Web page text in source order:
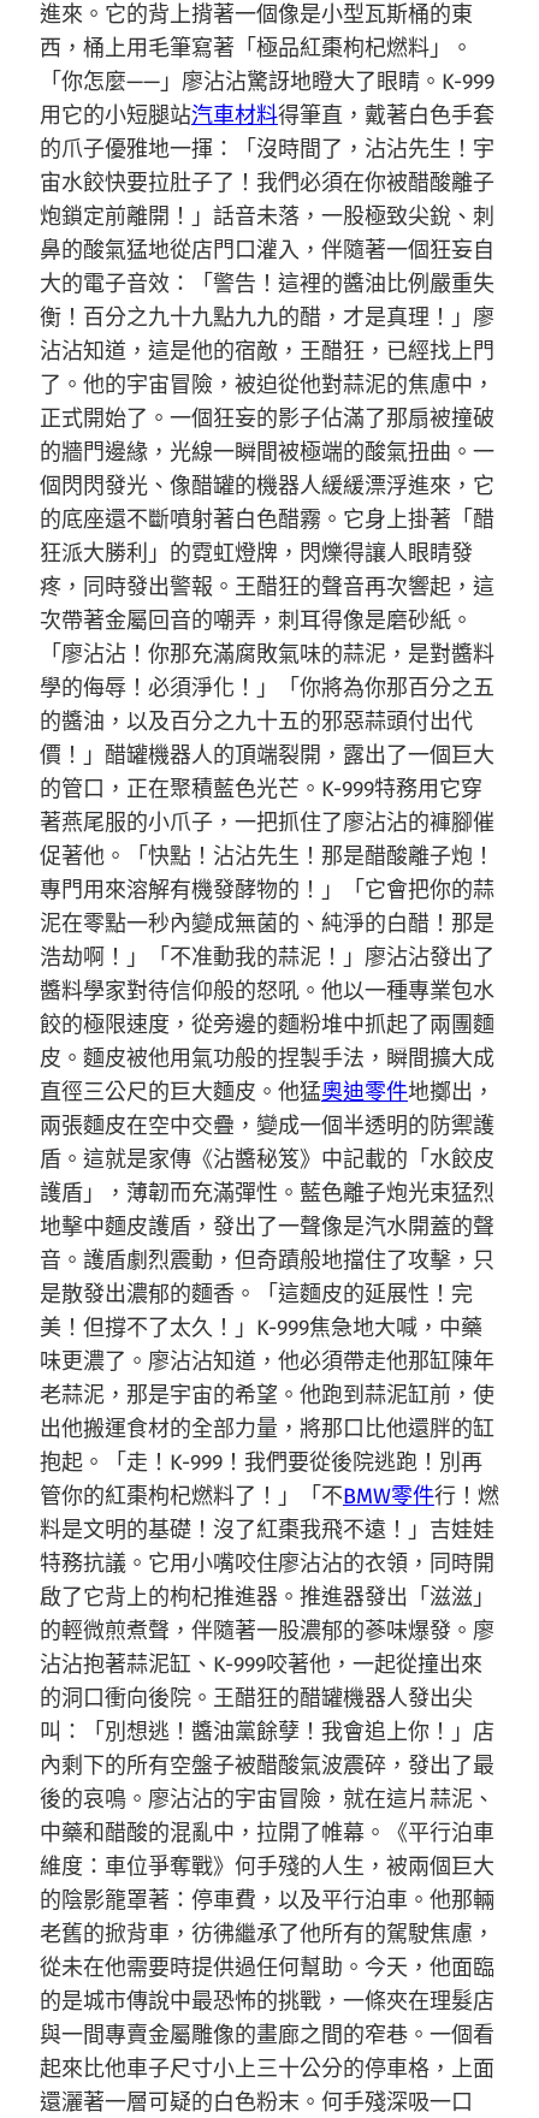
進來。它的背上揹著一個像是小型瓦斯桶的東
西，桶上用毛筆寫著「極品紅棗枸杞燃料」。
「你怎麼——」廖沾沾驚訝地瞪大了眼睛。K-999
用它的小短腿站汽車材料得筆直，戴著白色手套
的爪子優雅地一揮：「沒時間了，沾沾先生！宇
宙水餃快要拉肚子了！我們必須在你被醋酸離子
炮鎖定前離開！」話音未落，一股極致尖銳、刺
鼻的酸氣猛地從店門口灌入，伴隨著一個狂妄自
大的電子音效：「警告！這裡的醬油比例嚴重失
衡！百分之九十九點九九的醋，才是真理！」廖
沾沾知道，這是他的宿敵，王醋狂，已經找上門
了。他的宇宙冒險，被迫從他對蒜泥的焦慮中，
正式開始了。一個狂妄的影子佔滿了那扇被撞破
的牆門邊緣，光線一瞬間被極端的酸氣扭曲。一
個閃閃發光、像醋罐的機器人緩緩漂浮進來，它
的底座還不斷噴射著白色醋霧。它身上掛著「醋
狂派大勝利」的霓虹燈牌，閃爍得讓人眼睛發
疼，同時發出警報。王醋狂的聲音再次響起，這
次帶著金屬回音的嘲弄，刺耳得像是磨砂紙。
「廖沾沾！你那充滿腐敗氣味的蒜泥，是對醬料
學的侮辱！必須淨化！」「你將為你那百分之五
的醬油，以及百分之九十五的邪惡蒜頭付出代
價！」醋罐機器人的頂端裂開，露出了一個巨大
的管口，正在聚積藍色光芒。K-999特務用它穿
著燕尾服的小爪子，一把抓住了廖沾沾的褲腳催
促著他。「快點！沾沾先生！那是醋酸離子炮！
專門用來溶解有機發酵物的！」「它會把你的蒜
泥在零點一秒內變成無菌的、純淨的白醋！那是
浩劫啊！」「不准動我的蒜泥！」廖沾沾發出了
醬料學家對待信仰般的怒吼。他以一種專業包水
餃的極限速度，從旁邊的麵粉堆中抓起了兩團麵
皮。麵皮被他用氣功般的捏製手法，瞬間擴大成
直徑三公尺的巨大麵皮。他猛奧迪零件地擲出，
兩張麵皮在空中交疊，變成一個半透明的防禦護
盾。這就是家傳《沾醬秘笈》中記載的「水餃皮
護盾」，薄韌而充滿彈性。藍色離子炮光束猛烈
地擊中麵皮護盾，發出了一聲像是汽水開蓋的聲
音。護盾劇烈震動，但奇蹟般地擋住了攻擊，只
是散發出濃郁的麵香。「這麵皮的延展性！完
美！但撐不了太久！」K-999焦急地大喊，中藥
味更濃了。廖沾沾知道，他必須帶走他那缸陳年
老蒜泥，那是宇宙的希望。他跑到蒜泥缸前，使
出他搬運食材的全部力量，將那口比他還胖的缸
抱起。「走！K-999！我們要從後院逃跑！別再
管你的紅棗枸杞燃料了！」「不BMW零件行！燃
料是文明的基礎！沒了紅棗我飛不遠！」吉娃娃
特務抗議。它用小嘴咬住廖沾沾的衣領，同時開
啟了它背上的枸杞推進器。推進器發出「滋滋」
的輕微煎煮聲，伴隨著一股濃郁的蔘味爆發。廖
沾沾抱著蒜泥缸、K-999咬著他，一起從撞出來
的洞口衝向後院。王醋狂的醋罐機器人發出尖
叫：「別想逃！醬油黨餘孽！我會追上你！」店
內剩下的所有空盤子被醋酸氣波震碎，發出了最
後的哀鳴。廖沾沾的宇宙冒險，就在這片蒜泥、
中藥和醋酸的混亂中，拉開了帷幕。《平行泊車
維度：車位爭奪戰》何手殘的人生，被兩個巨大
的陰影籠罩著：停車費，以及平行泊車。他那輛
老舊的掀背車，彷彿繼承了他所有的駕駛焦慮，
從未在他需要時提供過任何幫助。今天，他面臨
的是城市傳說中最恐怖的挑戰，一條夾在理髮店
與一間專賣金屬雕像的畫廊之間的窄巷。一個看
起來比他車子尺寸小上三十公分的停車格，上面
還灑著一層可疑的白色粉末。何手殘深吸一口